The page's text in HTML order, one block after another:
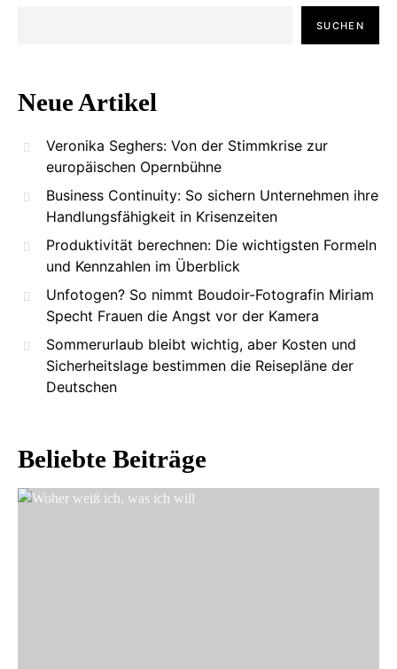
SUCHEN
Neue Artikel
Veronika Seghers: Von der Stimmkrise zur
europäischen Opernbühne
Business Continuity: So sichern Unternehmen ihre
Handlungsfähigkeit in Krisenzeiten
Produktivität berechnen: Die wichtigsten Formeln
und Kennzahlen im Überblick
Unfotogen? So nimmt Boudoir-Fotografin Miriam
Specht Frauen die Angst vor der Kamera
Sommerurlaub bleibt wichtig, aber Kosten und
Sicherheitslage bestimmen die Reisepläne der
Deutschen
Beliebte Beiträge